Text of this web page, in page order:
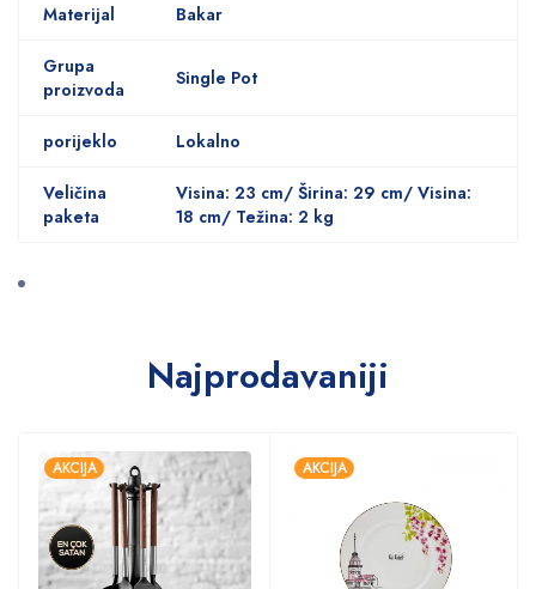
Materijal Bakar
Grupa
proizvoda
Single Pot
porijeklo Lokalno
Veličina
paketa
Visina: 23 cm/ Širina: 29 cm/ Visina:
18 cm/ Težina: 2 kg
Najprodavaniji
AKCIJA AKCIJA